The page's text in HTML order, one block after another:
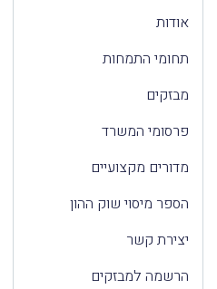
אודות
תחומי התמחות
מבזקים
פרסומי המשרד
מדורים מקצועיים
הספר מיסוי שוק ההון
יצירת קשר
הרשמה למבזקים